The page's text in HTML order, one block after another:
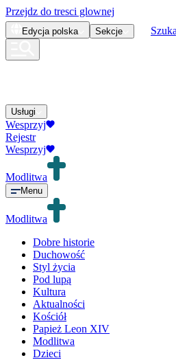
Przejdz do tresci glownej
Edycja polska Sekcje
Usługi
Wesprzyj
Rejestr
Wesprzyj
Modlitwa
Menu
Modlitwa
Dobre historie
Duchowość
Styl życia
Pod lupą
Kultura
Aktualności
Kościół
Papież Leon XIV
Modlitwa
Dzieci